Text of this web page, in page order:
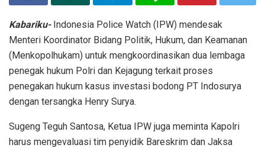
Kabariku- Indonesia Police Watch (IPW) mendesak
Menteri Koordinator Bidang Politik, Hukum, dan Keamanan
(Menkopolhukam) untuk mengkoordinasikan dua lembaga
penegak hukum Polri dan Kejagung terkait proses
penegakan hukum kasus investasi bodong PT Indosurya
dengan tersangka Henry Surya.
Sugeng Teguh Santosa, Ketua IPW juga meminta Kapolri
harus mengevaluasi tim penyidik Bareskrim dan Jaksa